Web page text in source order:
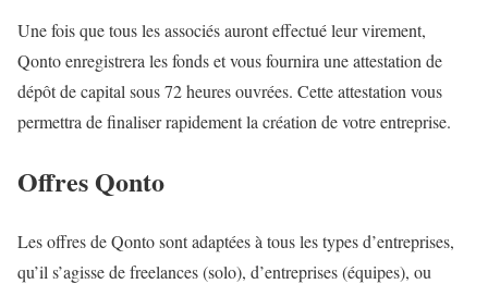
Une fois que tous les associés auront effectué leur virement,
Qonto enregistrera les fonds et vous fournira une attestation de
dépôt de capital sous 72 heures ouvrées. Cette attestation vous
permettra de finaliser rapidement la création de votre entreprise.
Offres Qonto
Les offres de Qonto sont adaptées à tous les types d’entreprises,
qu’il s’agisse de freelances (solo), d’entreprises (équipes), ou